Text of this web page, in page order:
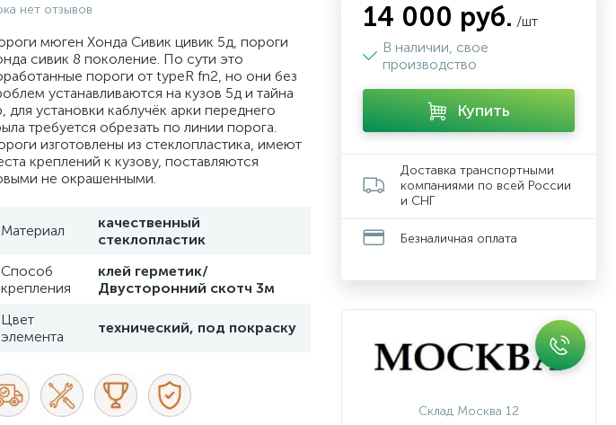
нет отзывов
мюген Хонда Сивик цивик 5д, пороги
сивик 8 поколение. По сути это
пороги от typeR fn2, но они без
устанавливаются на кузов 5д и тайна
для установки каблучёк арки переднего
требуется обрезать по линии порога.
изготовлены из стеклопластика, имеют
креплений к кузову, поставляются
не окрашенными.
Материал
качественный
стеклопластик
Способ
крепления
клей герметик/
Двусторонний скотч 3м
Цвет
элемента
технический, под покраску
14 000 руб. /шт
В наличии, свое
производство
Купить
Доставка транспортными
компаниями по всей России
и СНГ
Безналичная оплата
Склад Москва 12